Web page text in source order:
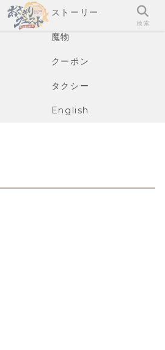
ストーリー
魔物
クーポン
タクシー
English
検索